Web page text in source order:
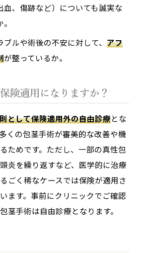
血、傷跡など）についても誠実な
ブルや術後の不安に対して、アフ
が整っているか。
険適用になりますか？
として保険適用外の自由診療とな
くの包茎手術が審美的な改善や機
ためです。ただし、一部の真性包
炎を繰り返すなど、医学的に治療
ごく稀なケースでは保険が適用さ
ます。事前にクリニックでご確認
茎手術は自由診療となります。